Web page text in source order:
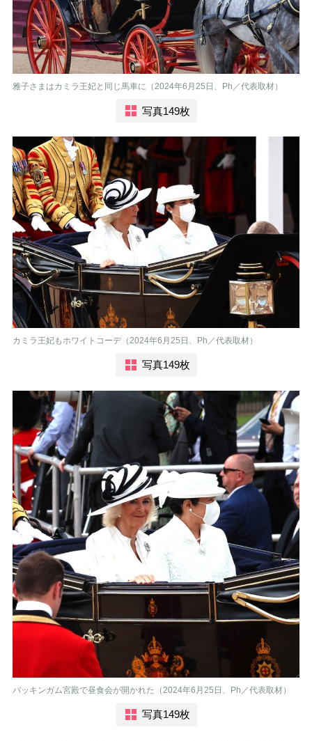
雅子さまはカミラ王妃と同じ馬車に（2024年6月25日、Ph／代表取材）
写真149枚
カミラ王妃もホワイトコーデ（2024年6月25日、Ph／代表取材）
写真149枚
バッキンガム宮殿で昼食会が開かれた（2024年6月25日、Ph／代表取材）
写真149枚